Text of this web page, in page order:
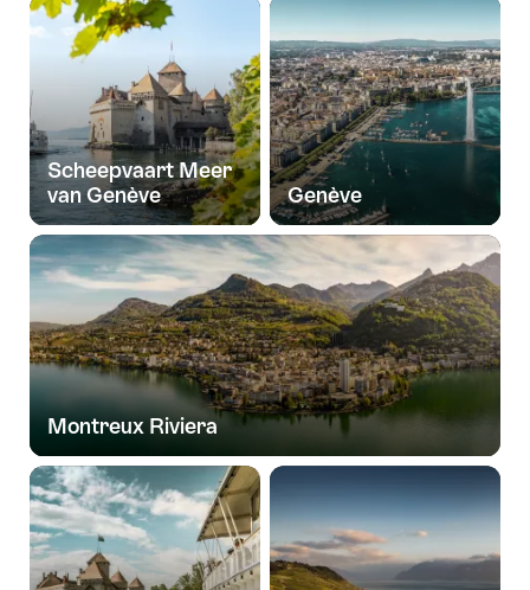
Scheepvaart Meer
van Genève
Genève
Montreux Riviera